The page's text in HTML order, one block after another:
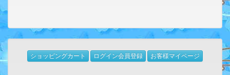
ショッピングカート ログイン会員登録 お客様マイページ